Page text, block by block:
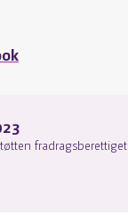
fradragsberettiget.